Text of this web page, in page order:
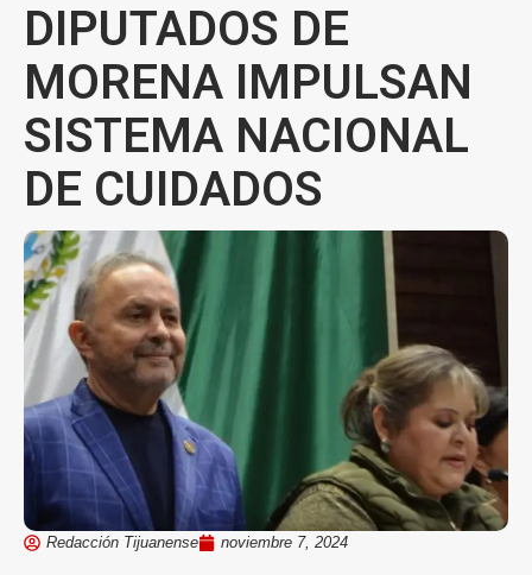
DIPUTADOS DE
MORENA IMPULSAN
SISTEMA NACIONAL
DE CUIDADOS
Redacción Tijuanense noviembre 7, 2024